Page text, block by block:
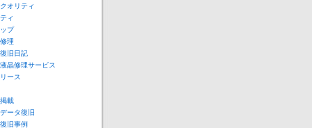
オリティ
ィ
プ
理
旧日記
晶修理サービス
ース
載
ータ復旧
旧事例